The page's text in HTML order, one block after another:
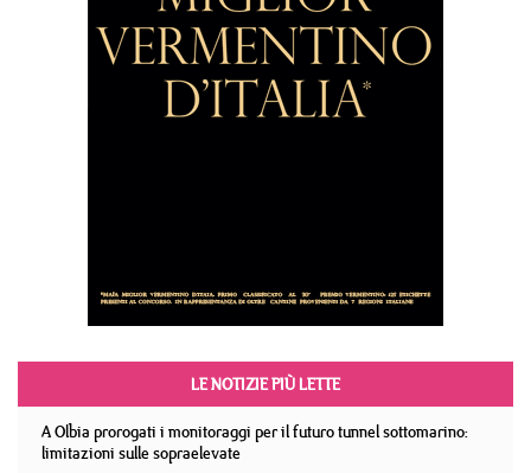
LE NOTIZIE PIÙ LETTE
A Olbia prorogati i monitoraggi per il futuro tunnel sottomarino:
limitazioni sulle sopraelevate